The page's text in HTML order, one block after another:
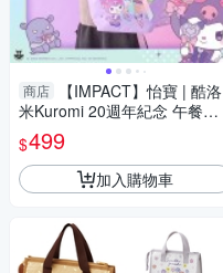
商店
【IMPACT】怡寶 | 酷洛
米Kuromi 20週年紀念 午餐提
袋 #紫色 IMKUH02PL
$499
加入購物車